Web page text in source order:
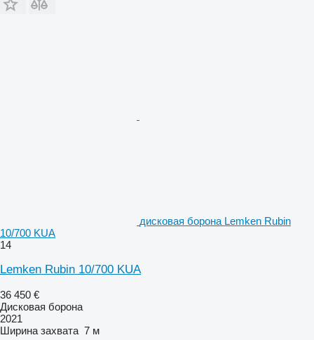
дисковая борона Lemken Rubin
10/700 KUA
14
Lemken Rubin 10/700 KUA
36 450 €
Дисковая борона
2021
Ширина захвата 7 м